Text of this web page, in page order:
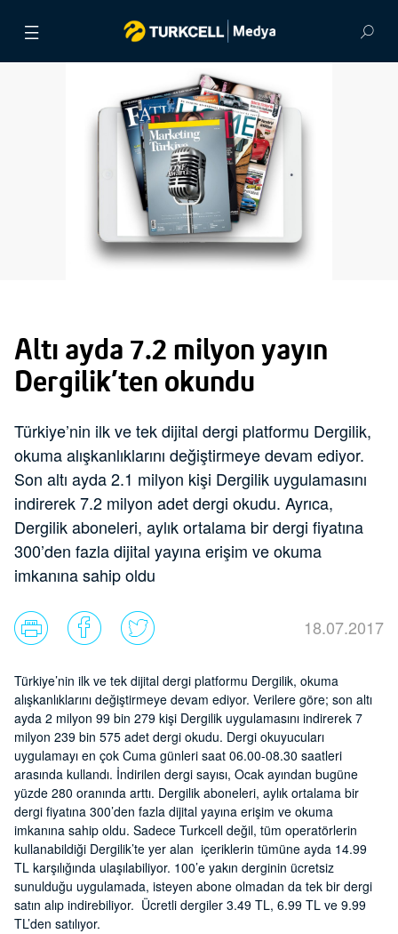
Altı ayda 7.2 milyon yayın
Dergilik’ten okundu
Türkiye’nin ilk ve tek dijital dergi platformu Dergilik,
okuma alışkanlıklarını değiştirmeye devam ediyor.
Son altı ayda 2.1 milyon kişi Dergilik uygulamasını
indirerek 7.2 milyon adet dergi okudu. Ayrıca,
Dergilik aboneleri, aylık ortalama bir dergi fiyatına
300’den fazla dijital yayına erişim ve okuma
imkanına sahip oldu
18.07.2017
Türkiye’nin ilk ve tek dijital dergi platformu Dergilik, okuma
alışkanlıklarını değiştirmeye devam ediyor. Verilere göre; son altı
ayda 2 milyon 99 bin 279 kişi Dergilik uygulamasını indirerek 7
milyon 239 bin 575 adet dergi okudu. Dergi okuyucuları
uygulamayı en çok Cuma günleri saat 06.00-08.30 saatleri
arasında kullandı. İndirilen dergi sayısı, Ocak ayından bugüne
yüzde 280 oranında arttı. Dergilik aboneleri, aylık ortalama bir
dergi fiyatına 300’den fazla dijital yayına erişim ve okuma
imkanına sahip oldu. Sadece Turkcell değil, tüm operatörlerin
kullanabildiği Dergilik’te yer alan içeriklerin tümüne ayda 14.99
TL karşılığında ulaşılabiliyor. 100’e yakın derginin ücretsiz
sunulduğu uygulamada, isteyen abone olmadan da tek bir dergi
satın alıp indirebiliyor. Ücretli dergiler 3.49 TL, 6.99 TL ve 9.99
TL’den satılıyor.